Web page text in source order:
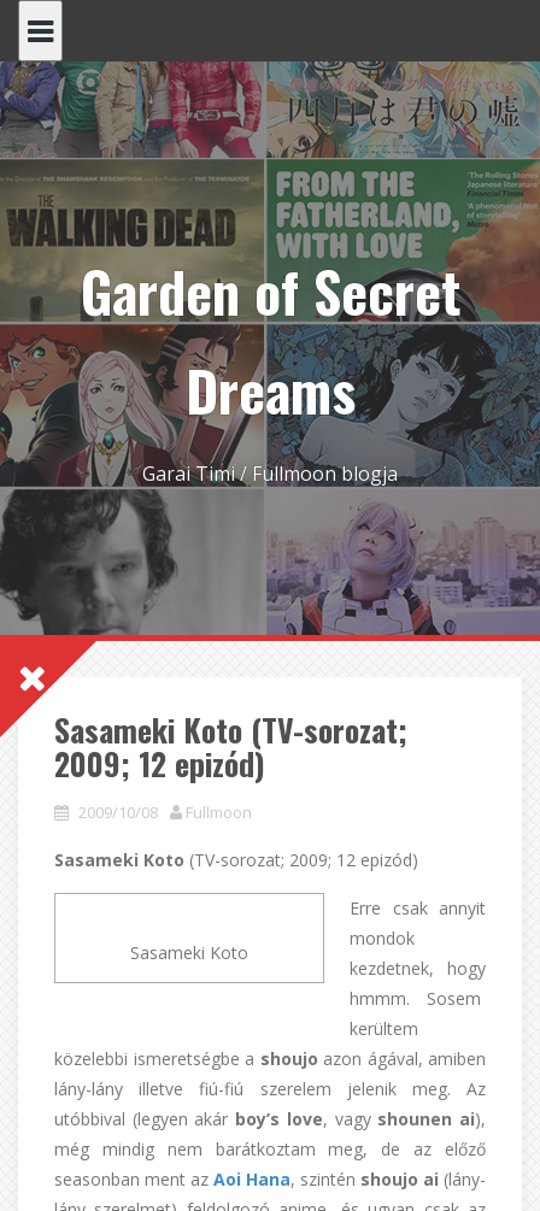
content
Garden of Secret
Dreams
Garai Timi / Fullmoon blogja
Sasameki Koto (TV-sorozat;
2009; 12 epizód)
2009/10/08 Fullmoon
Sasameki Koto (TV-sorozat; 2009; 12 epizód)
Sasameki Koto
Erre csak annyit
mondok
kezdetnek, hogy
hmmm. Sosem
kerültem
közelebbi ismeretségbe a shoujo azon ágával, amiben
lány-lány illetve fiú-fiú szerelem jelenik meg. Az
utóbbival (legyen akár boy’s love, vagy shounen ai),
még mindig nem barátkoztam meg, de az előző
seasonban ment az Aoi Hana, szintén shoujo ai (lány-